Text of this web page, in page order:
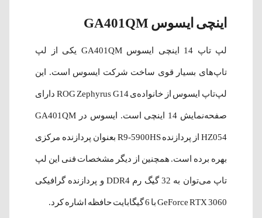
اینچی ایسوس GA401QM
لپ‌ تاپ 14 اینچی ایسوس GA401QM یکی از لپ
تاپ‌های بسیار قوی ساخت شرکت ایسوس است. این
لپ‌تاپ ایسوس از خانواده‌‌ی ROG Zephyrus G14 دارای
صفحه‌نمایش 14 اینچی است. ایسوس در GA401QM
HZ054 از پردازنده R9-5900HS بعنوان پردازنده مرکزی
بهره برده است. همچنین از دیگر مشخصات فنی این لپ
تاپ می‌توان به 32 گیگ رم DDR4 و پردازنده گرافیکی
GeForce RTX 3060با 6 گیگابایت حافظه اشاره کرد.